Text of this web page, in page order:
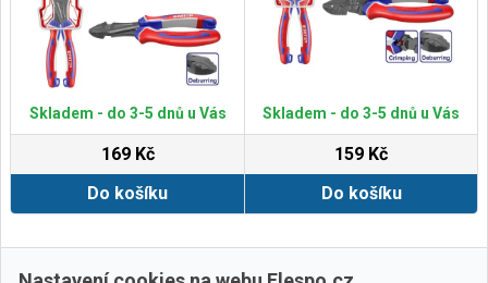
Skladem - do 3-5 dnů u Vás
169 Kč
Do košíku
Skladem - do 3-5 dnů u Vás
159 Kč
Do košíku
Další › Poslední »